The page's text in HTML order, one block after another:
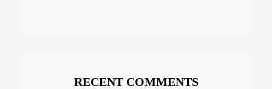
RECENT COMMENTS